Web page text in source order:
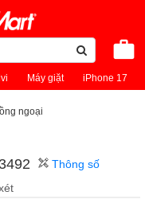
Máy giặt iPhone 17
ngoại
Thông số